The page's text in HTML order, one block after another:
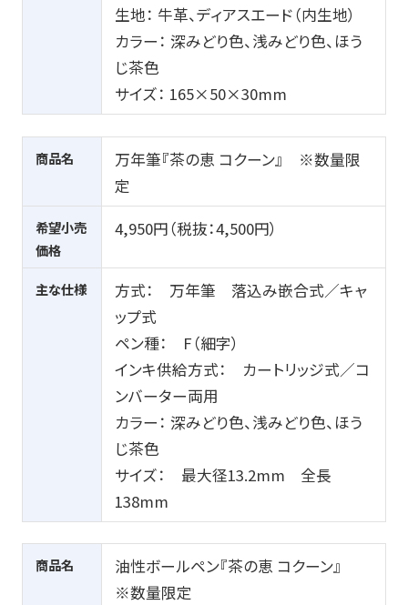
生地： 牛革、ディアスエード（内生地）
カラー： 深みどり色、浅みどり色、ほう
じ茶色
サイズ： 165×50×30mm
商品名
万年筆『茶の恵 コクーン』 ※数量限
定
希望小売
価格
4,950円（税抜：4,500円）
主な仕様
方式： 万年筆 落込み嵌合式／キャ
ップ式
ペン種： F（細字）
インキ供給方式： カートリッジ式／コ
ンバーター両用
カラー： 深みどり色、浅みどり色、ほう
じ茶色
サイズ： 最大径13.2mm 全長
138mm
商品名
油性ボールペン『茶の恵 コクーン』
※数量限定